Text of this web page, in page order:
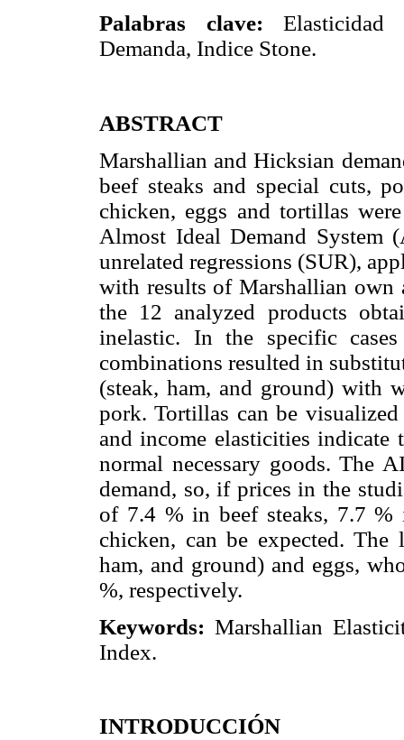
Palabras clave: Elasticidad
Demanda, Indice Stone.
ABSTRACT
Marshallian and Hicksian
beef steaks and special cuts,
chicken, eggs and tortillas
Almost Ideal Demand System
unrelated regressions (SUR),
with results of Marshallian own
the 12 analyzed products
inelastic. In the specific
combinations resulted in
(steak, ham, and ground) with
pork. Tortillas can be
and income elasticities indicate
normal necessary goods. The
demand, so, if prices in the
of 7.4 % in beef steaks, 7.7
chicken, can be expected. The
ham, and ground) and eggs,
%, respectively.
Keywords: Marshallian
Index.
INTRODUCCIÓN